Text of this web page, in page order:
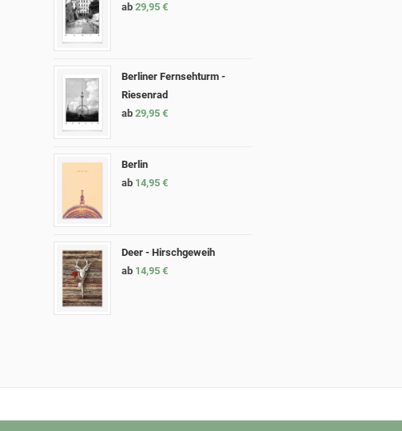
ab29,95€
Berliner Fernsehturm -
Riesenrad
ab29,95€
Berlin
ab 14,95€
Deer - Hirschgeweih
ab 14,95€